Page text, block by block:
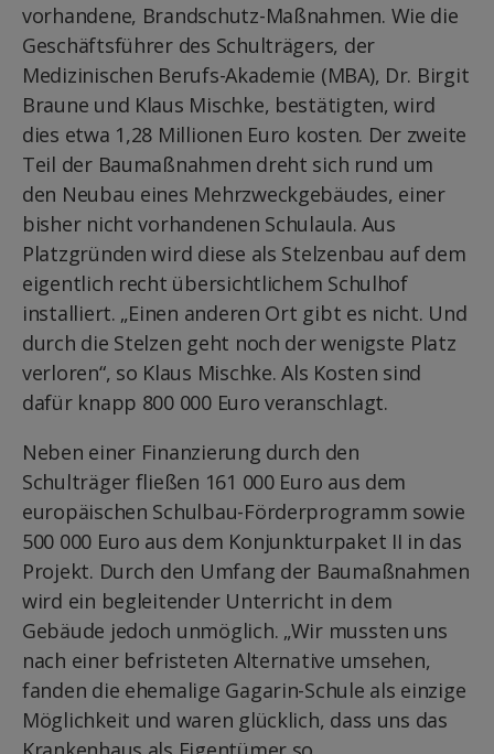
vorhandene, Brandschutz-Maßnahmen. Wie die
Geschäftsführer des Schulträgers, der
Medizinischen Berufs-Akademie (MBA), Dr. Birgit
Braune und Klaus Mischke, bestätigten, wird
dies etwa 1,28 Millionen Euro kosten. Der zweite
Teil der Baumaßnahmen dreht sich rund um
den Neubau eines Mehrzweckgebäudes, einer
bisher nicht vorhandenen Schulaula. Aus
Platzgründen wird diese als Stelzenbau auf dem
eigentlich recht übersichtlichem Schulhof
installiert. „Einen anderen Ort gibt es nicht. Und
durch die Stelzen geht noch der wenigste Platz
verloren“, so Klaus Mischke. Als Kosten sind
dafür knapp 800 000 Euro veranschlagt.
Neben einer Finanzierung durch den
Schulträger fließen 161 000 Euro aus dem
europäischen Schulbau-Förderprogramm sowie
500 000 Euro aus dem Konjunkturpaket II in das
Projekt. Durch den Umfang der Baumaßnahmen
wird ein begleitender Unterricht in dem
Gebäude jedoch unmöglich. „Wir mussten uns
nach einer befristeten Alternative umsehen,
fanden die ehemalige Gagarin-Schule als einzige
Möglichkeit und waren glücklich, dass uns das